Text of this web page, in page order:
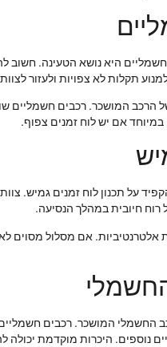
היא נושא הטעינה. חשוב
תקלות לא צפויות ולעזור
הרכב המושכר. רכבים חשמליים
אם יש לוח זמנים צפוף.
על תכנון לוח זמנים גמיש.
רוח חיובית במהלך הנסיעה.
אלטרנטיביות. אם מסלול מסוים
החשמלי המושכר. רכבים
נוספים. היכרות מוקדמת יכולה